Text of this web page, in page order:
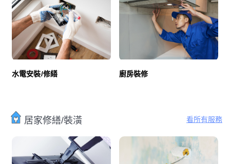
水電安裝/修繕 廚房裝修
居家修繕/裝潢 看所有服務